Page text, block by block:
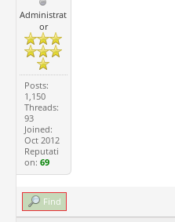
Administrat
or
Posts:
1,150
Threads:
93
Joined:
Oct 2012
Reputati
on:69
Find